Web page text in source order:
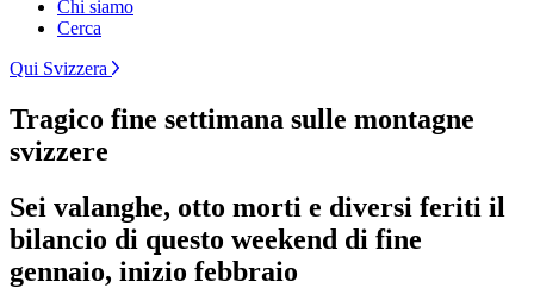
Chi siamo
Cerca
Qui Svizzera
Tragico fine settimana sulle montagne
svizzere
Sei valanghe, otto morti e diversi feriti il
bilancio di questo weekend di fine
gennaio, inizio febbraio